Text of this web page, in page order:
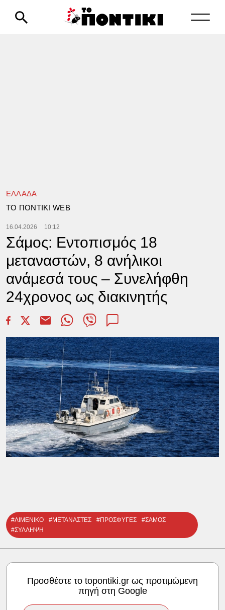
ΕΛΛΑΔΑ
TΟ ΠΟΝΤΙΚΙ WEB
16.04.2026 10:12
Σάμος: Εντοπισμός 18
μεταναστών, 8 ανήλικοι
ανάμεσά τους – Συνελήφθη
24χρονος ως διακινητής
#ΛΙΜΕΝΙΚΟ #ΜΕΤΑΝΑΣΤΕΣ #ΠΡΟΣΦΥΓΕΣ
#ΣΑΜΟΣ
#ΣΥΛΛΗΨΗ
Προσθέστε το topontiki.gr ως προτιμώμενη
πηγή στη Google